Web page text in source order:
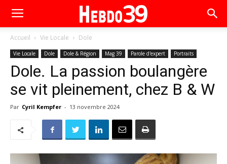
Accueil Vie Locale Dole
Vie Locale Dole Dole & Région Mag 39 Parole d'expert Portraits
Dole. La passion boulangère
se vit pleinement, chez B & W
Par Cyril Kempfer - 13 novembre 2024